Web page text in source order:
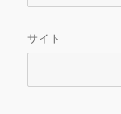
サイト